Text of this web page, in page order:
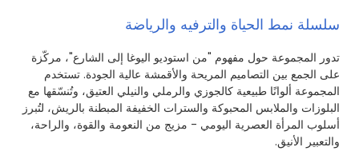
سلسلة نمط الحياة والترفيه والرياضة
تدور المجموعة حول مفهوم "من استوديو اليوغا إلى الشارع"، مركّزة
على الجمع بين التصاميم المريحة والأقمشة عالية الجودة. تستخدم
المجموعة ألوانًا طبيعية كالجوزي والرملي والنيلي العتيق، وتُنسّقها مع
البلوزات والملابس المحبوكة والسترات الخفيفة المبطنة بالريش، لتُبرز
أسلوب المرأة العصرية اليومي - مزيج من النعومة والقوة، والراحة،
والتعبير الأنيق.